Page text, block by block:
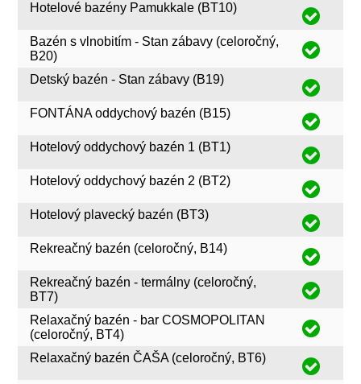
Hotelové bazény Pamukkale (BT10)
Bazén s vlnobitím - Stan zábavy (celoročný,
B20)
Detský bazén - Stan zábavy (B19)
FONTÁNA oddychový bazén (B15)
Hotelový oddychový bazén 1 (BT1)
Hotelový oddychový bazén 2 (BT2)
Hotelový plavecký bazén (BT3)
Rekreačný bazén (celoročný, B14)
Rekreačný bazén - termálny (celoročný,
BT7)
Relaxačný bazén - bar COSMOPOLITAN
(celoročný, BT4)
Relaxačný bazén ČAŠA (celoročný, BT6)